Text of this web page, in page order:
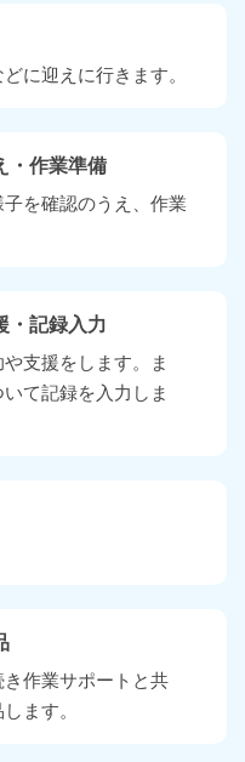
に迎えに行きます。
・作業準備
を確認のうえ、作業
・記録入力
支援をします。ま
て記録を入力しま
作業サポートと共
ます。